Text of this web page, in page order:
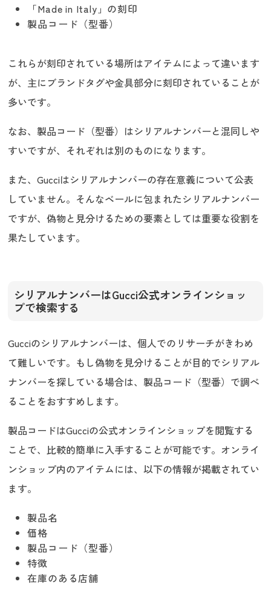
「Made in Italy」の刻印
製品コード（型番）
これらが刻印されている場所はアイテムによって違います
が、主にブランドタグや金具部分に刻印されていることが
多いです。
なお、製品コード（型番）はシリアルナンバーと混同しや
すいですが、それぞれは別のものになります。
また、Gucciはシリアルナンバーの存在意義について公表
していません。そんなベールに包まれたシリアルナンバー
ですが、偽物と見分けるための要素としては重要な役割を
果たしています。
シリアルナンバーはGucci公式オンラインショッ
プで検索する
Gucciのシリアルナンバーは、個人でのリサーチがきわめ
て難しいです。もし偽物を見分けることが目的でシリアル
ナンバーを探している場合は、製品コード（型番）で調べ
ることをおすすめします。
製品コードはGucciの公式オンラインショップを閲覧する
ことで、比較的簡単に入手することが可能です。オンライ
ンショップ内のアイテムには、以下の情報が掲載されてい
ます。
製品名
価格
製品コード（型番）
特徴
在庫のある店舗